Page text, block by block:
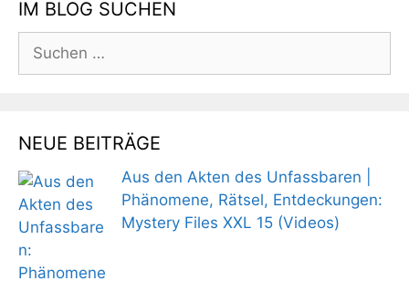
IM BLOG SUCHEN
Suchen
nach:
NEUE BEITRÄGE
Aus den Akten des Unfassbaren |
Phänomene, Rätsel, Entdeckungen:
Mystery Files XXL 15 (Videos)